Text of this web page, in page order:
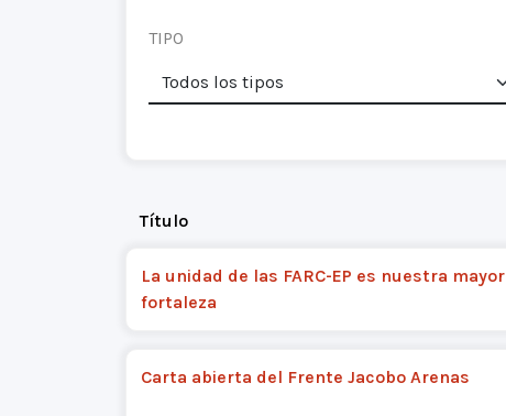
TIPO
Título
La unidad de las FARC-EP es nuestra mayor
fortaleza
Carta abierta del Frente Jacobo Arenas